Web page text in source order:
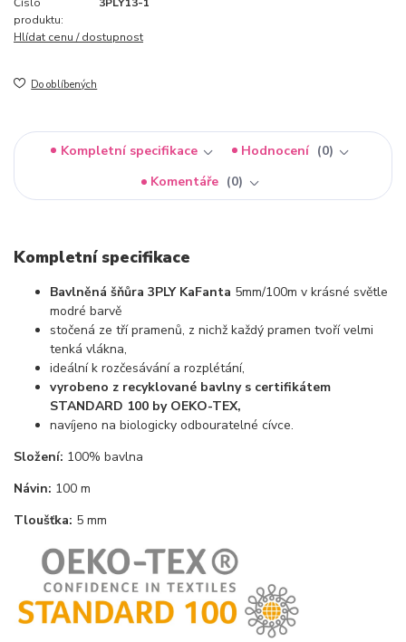
Číslo
produktu:
3PLY13-1
Hlídat cenu / dostupnost
Do oblíbených
Kompletní specifikace Hodnocení
0
Komentáře
0
Kompletní specifikace
Bavlněná šňůra 3PLY KaFanta 5mm/100m v krásné světle
modré barvě
stočená ze tří pramenů, z nichž každý pramen tvoří velmi
tenká vlákna,
ideální k rozčesávání a rozplétání,
vyrobeno z recyklované bavlny s certifikátem
STANDARD 100 by OEKO-TEX,
navíjeno na biologicky odbouratelné cívce.
Složení: 100% bavlna
Návin: 100 m
Tloušťka: 5 mm